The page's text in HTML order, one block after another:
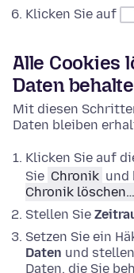
Klicken Sie auf
Alle Cookies
Daten
Mit diesen
Daten bleiben
Klicken Sie auf
Sie Chronik und
Chronik löschen…
Stellen Sie
Setzen Sie ein
Daten und
Daten, die Sie